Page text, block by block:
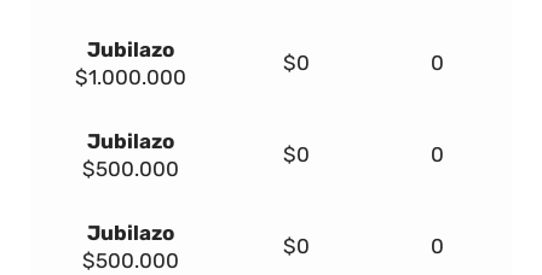
Jubilazo
$1.000.000
$0 0
Jubilazo
$500.000
$0 0
Jubilazo
$500.000
$0 0